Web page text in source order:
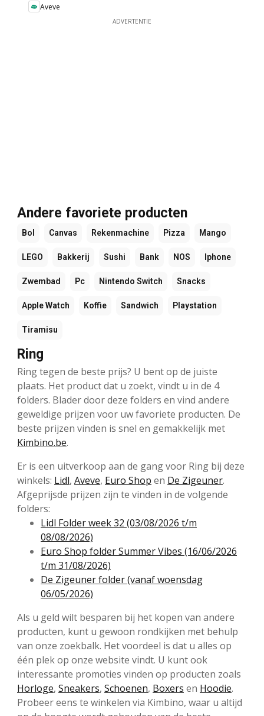
Aveve
ADVERTENTIE
Andere favoriete producten
Bol Canvas Rekenmachine Pizza Mango
LEGO Bakkerij Sushi Bank NOS Iphone
Zwembad Pc Nintendo Switch Snacks
Apple Watch Koffie Sandwich Playstation
Tiramisu
Ring
Ring tegen de beste prijs? U bent op de juiste
plaats. Het product dat u zoekt, vindt u in de 4
folders. Blader door deze folders en vind andere
geweldige prijzen voor uw favoriete producten. De
beste prijzen vinden is snel en gemakkelijk met
Kimbino.be.
Er is een uitverkoop aan de gang voor Ring bij deze
winkels: Lidl, Aveve, Euro Shop en De Zigeuner.
Afgeprijsde prijzen zijn te vinden in de volgende
folders:
Lidl Folder week 32 (03/08/2026 t/m
08/08/2026)
Euro Shop folder Summer Vibes (16/06/2026
t/m 31/08/2026)
De Zigeuner folder (vanaf woensdag
06/05/2026)
Als u geld wilt besparen bij het kopen van andere
producten, kunt u gewoon rondkijken met behulp
van onze zoekbalk. Het voordeel is dat u alles op
één plek op onze website vindt. U kunt ook
interessante promoties vinden op producten zoals
Horloge, Sneakers, Schoenen, Boxers en Hoodie.
Probeer eens te winkelen via Kimbino, waar u altijd